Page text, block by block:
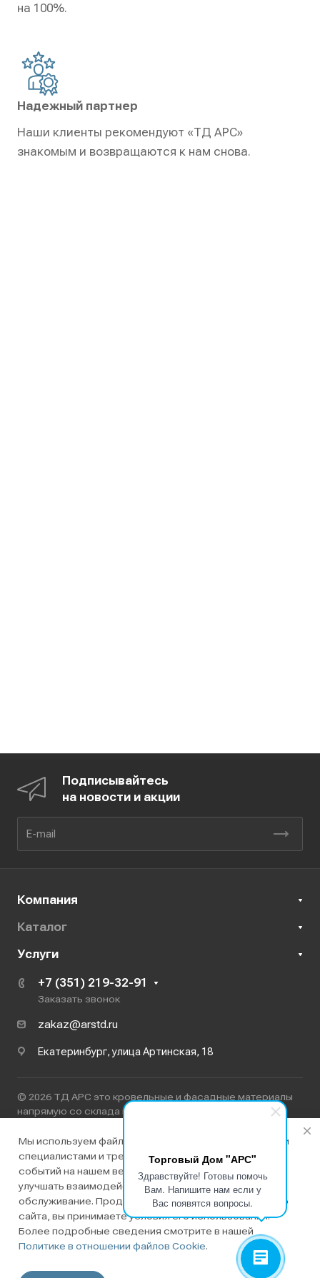
Торговый Дом "АРС"
Здравствуйте! Готовы помочь
Вам. Напишите нам если у
Вас появятся вопросы.
на 100%.
Надежный партнер
Наши клиенты рекомендуют «ТД АРС»
знакомым и возвращаются к нам снова.
Подписывайтесь
на новости и акции
Компания
Каталог
Услуги
+7 (351) 219-32-91
Заказать звонок
zakaz@arstd.ru
Екатеринбург, улица Артинская, 18
© 2026 ТД АРС это кровельные и фасадные материалы
напрямую со склада производителя в Екатеринбурге
ИНН 7447272423
Политика конфиденциальности
Разработано в
Мы используем файлы cookie, разработанные нашими
специалистами и третьими лицами, для анализа
событий на нашем веб-сайте, что позволяет нам
улучшать взаимодействие с пользователями и
обслуживание. Продолжая просмотр страниц нашего
сайта, вы принимаете условия его использования.
Более подробные сведения смотрите в нашей
Политике в отношении файлов Cookie.